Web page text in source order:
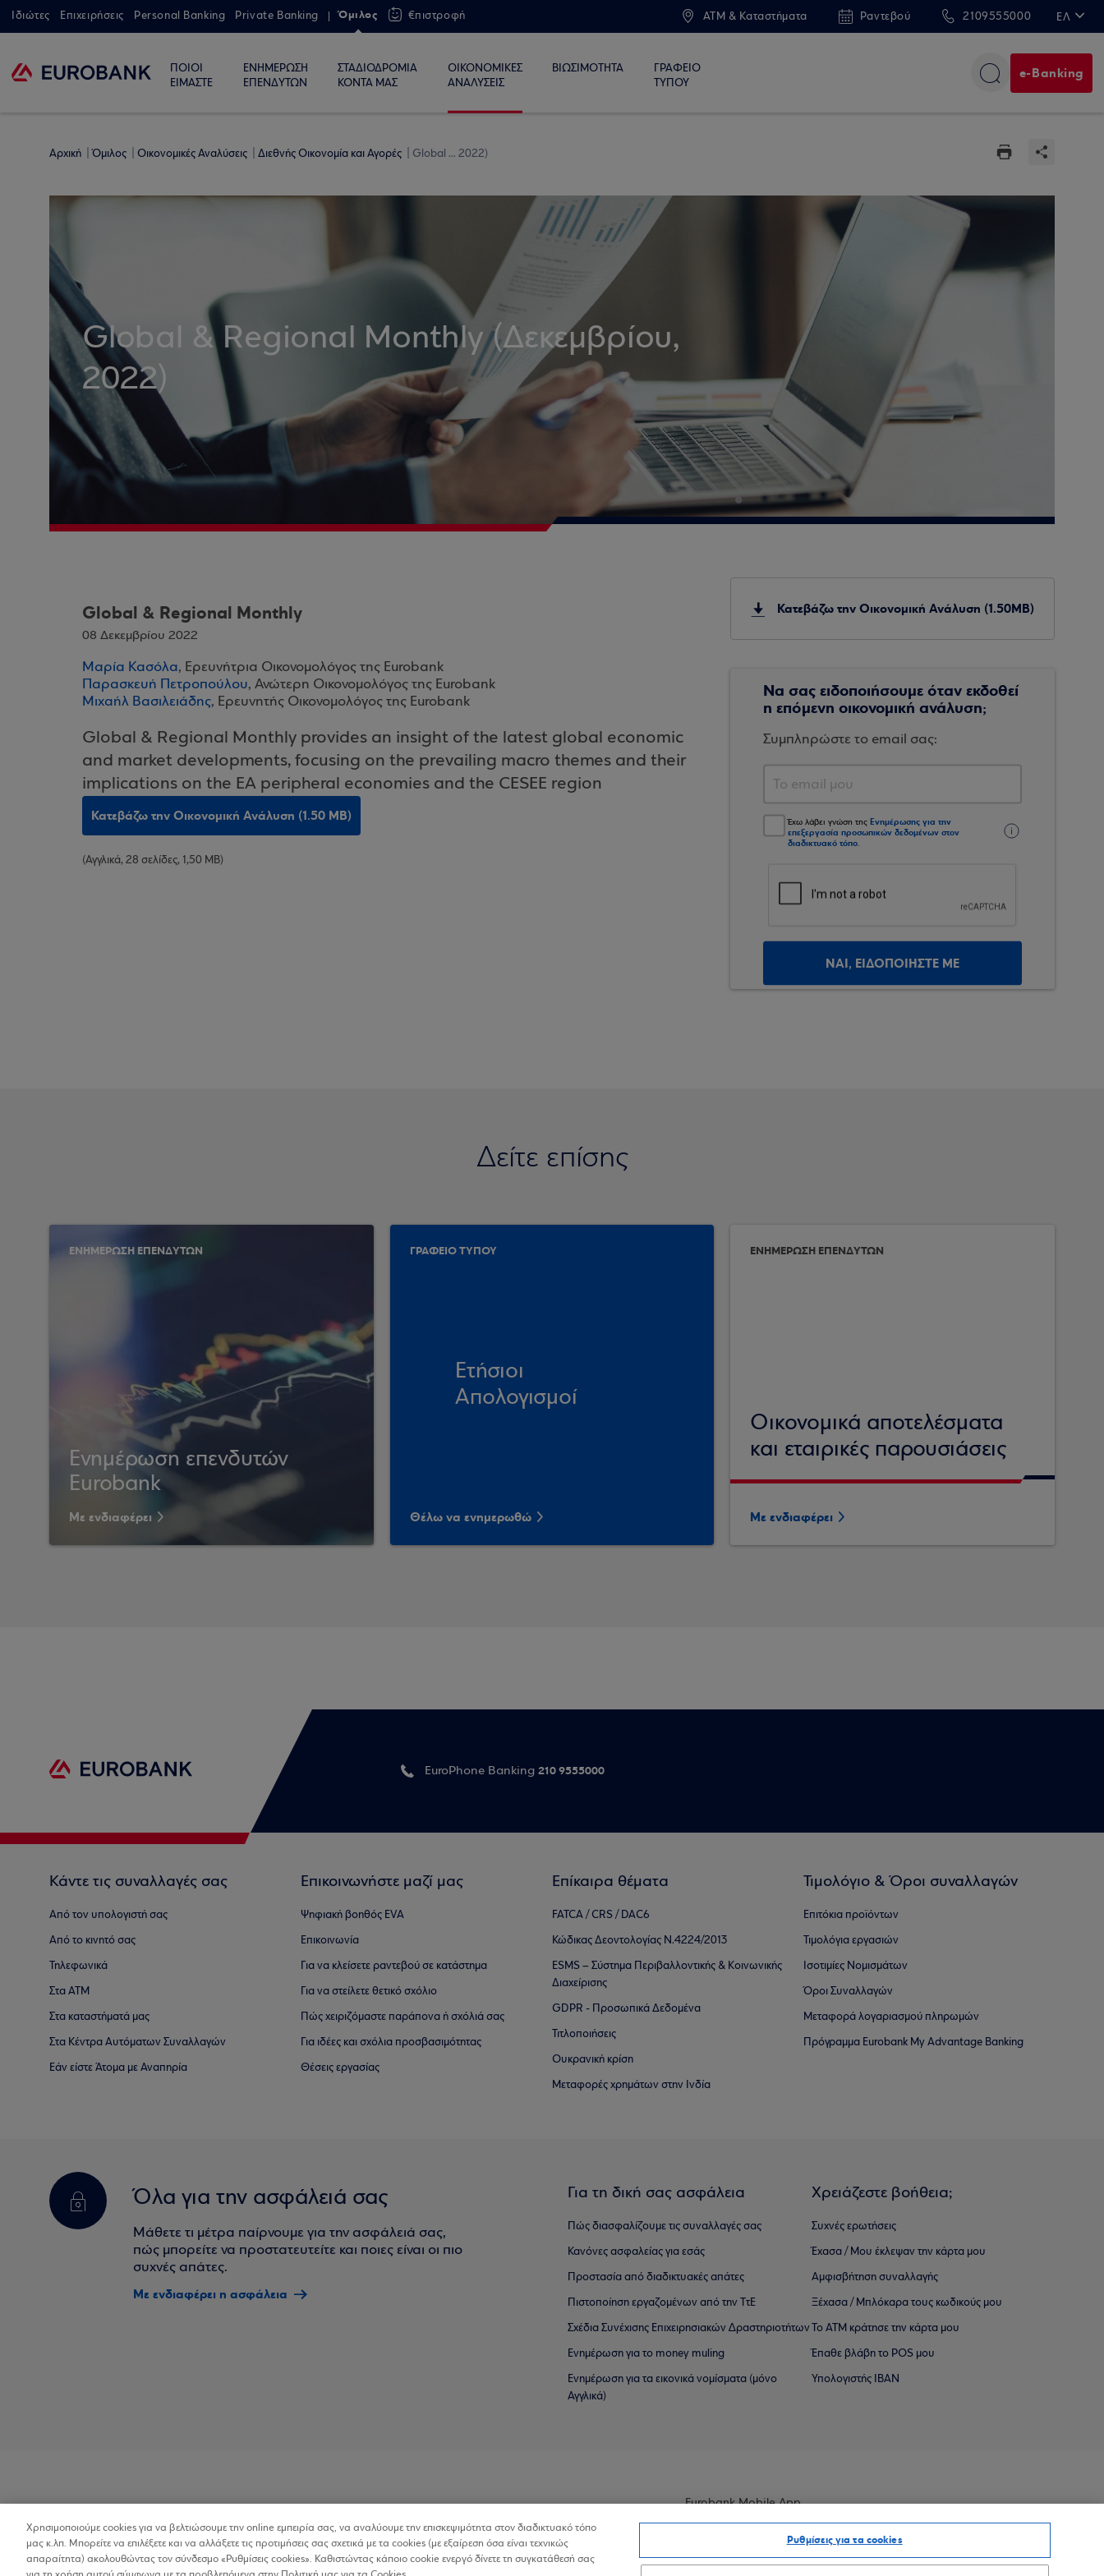
Ιδιώτες Επιχειρήσεις Personal Banking Private Banking Όμιλος €πιστροφή ATM & Καταστήματα Ραντεβού 2109555000 ΕΛ
ΠΟΙΟΙ
ΕΙΜΑΣΤΕ
ΕΝΗΜΕΡΩΣΗ
ΕΠΕΝΔΥΤΩΝ
ΣΤΑΔΙΟΔΡΟΜΙΑ
ΚΟΝΤΑ ΜΑΣ
ΟΙΚΟΝΟΜΙΚΕΣ
ΑΝΑΛΥΣΕΙΣ
ΒΙΩΣΙΜΟΤΗΤΑ
ΓΡΑΦΕΙΟ
ΤΥΠΟΥ
e-Banking
Αρχική Όμιλος Οικονομικές Αναλύσεις Διεθνής Οικονομία και Αγορές Global ... 2022)
Global & Regional Monthly (Δεκεμβρίου,
2022)
Global & Regional Monthly
08 Δεκεμβρίου 2022
Μαρία Κασόλα, Ερευνήτρια Οικονομολόγος της Eurobank
Παρασκευή Πετροπούλου, Ανώτερη Οικονομολόγος της Eurobank
Μιχαήλ Βασιλειάδης, Ερευνητής Οικονομολόγος της Eurobank
Global & Regional Monthly provides an insight of the latest global economic
and market developments, focusing on the prevailing macro themes and their
implications on the EA peripheral economies and the CESEE region
Κατεβάζω την Οικονομική Ανάλυση (1.50 MB)
(Αγγλικά, 28 σελίδες, 1,50 MB)
Κατεβάζω την Οικονομική Ανάλυση (1.50MB)
Να σας ειδοποιήσουμε όταν εκδοθεί
η επόμενη οικονομική ανάλυση;
Συμπληρώστε το email σας:
Έχω λάβει γνώση της Ενημέρωσης για την
επεξεργασία προσωπικών δεδομένων στον
διαδικτυακό τόπο.
ΝΑΙ, ΕΙΔΟΠΟΙΗΣΤΕ ΜΕ
Δείτε επίσης
ΕΝΗΜΕΡΩΣΗ ΕΠΕΝΔΥΤΩΝ
Ενημέρωση επενδυτών
Eurobank
Με ενδιαφέρει
ΓΡΑΦΕΙΟ ΤΥΠΟΥ
Ετήσιοι
Απολογισμοί
Θέλω να ενημερωθώ
ΕΝΗΜΕΡΩΣΗ ΕΠΕΝΔΥΤΩΝ
Οικονομικά αποτελέσματα
και εταιρικές παρουσιάσεις
Με ενδιαφέρει
EuroPhone Banking 210 9555000
Κάντε τις συναλλαγές σας
Από τον υπολογιστή σας
Από το κινητό σας
Τηλεφωνικά
Στα ΑΤΜ
Στα καταστήματά μας
Στα Κέντρα Αυτόματων Συναλλαγών
Εάν είστε Άτομα με Αναπηρία
Επικοινωνήστε μαζί μας
Ψηφιακή βοηθός EVA
Επικοινωνία
Για να κλείσετε ραντεβού σε κατάστημα
Για να στείλετε θετικό σχόλιο
Πώς χειριζόμαστε παράπονα ή σχόλιά σας
Για ιδέες και σχόλια προσβασιμότητας
Θέσεις εργασίας
Επίκαιρα θέματα
FATCA / CRS / DAC6
Κώδικας Δεοντολογίας Ν.4224/2013
ESMS – Σύστημα Περιβαλλοντικής & Κοινωνικής
Διαχείρισης
GDPR - Προσωπικά Δεδομένα
Τιτλοποιήσεις
Ουκρανική κρίση
Μεταφορές χρημάτων στην Ινδία
Τιμολόγιο & Όροι συναλλαγών
Επιτόκια προϊόντων
Τιμολόγια εργασιών
Ισοτιμίες Νομισμάτων
Όροι Συναλλαγών
Μεταφορά λογαριασμού πληρωμών
Πρόγραμμα Eurobank My Advantage Banking
Όλα για την ασφάλειά σας
Μάθετε τι μέτρα παίρνουμε για την ασφάλειά σας,
πώς μπορείτε να προστατευτείτε και ποιες είναι οι πιο
συχνές απάτες.
Με ενδιαφέρει η ασφάλεια
Για τη δική σας ασφάλεια
Πώς διασφαλίζουμε τις συναλλαγές σας
Κανόνες ασφαλείας για εσάς
Προστασία από διαδικτυακές απάτες
Πιστοποίηση εργαζομένων από την ΤτΕ
Σχέδια Συνέχισης Επιχειρησιακών ∆ραστηριοτήτων
Ενημέρωση για το money muling
Ενημέρωση για τα εικονικά νομίσματα (μόνο
Αγγλικά)
Χρειάζεστε βοήθεια;
Συχνές ερωτήσεις
Έχασα / Μου έκλεψαν την κάρτα μου
Αμφισβήτηση συναλλαγής
Ξέχασα / Μπλόκαρα τους κωδικούς μου
Το ΑΤΜ κράτησε την κάρτα μου
Έπαθε βλάβη το POS μου
Υπολογιστής IBAN
Προσβασιμότητα
Eurobank Mobile App
Χρησιμοποιούμε cookies για να βελτιώσουμε την online εμπειρία σας, να αναλύουμε την επισκεψιμότητα στον διαδικτυακό τόπο
μας κ.λπ. Μπορείτε να επιλέξετε και να αλλάξετε τις προτιμήσεις σας σχετικά με τα cookies (με εξαίρεση όσα είναι τεχνικώς
απαραίτητα) ακολουθώντας τον σύνδεσμο «Ρυθμίσεις cookies». Καθιστώντας κάποιο cookie ενεργό δίνετε τη συγκατάθεσή σας
Ρυθμίσεις για τα cookies